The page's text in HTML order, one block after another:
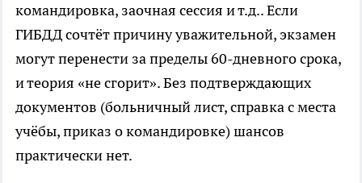
командировка, заочная сессия и т.д.. Если
ГИБДД сочтёт причину уважительной, экзамен
могут перенести за пределы 60-дневного срока,
и теория «не сгорит». Без подтверждающих
документов (больничный лист, справка с места
учёбы, приказ о командировке) шансов
практически нет.